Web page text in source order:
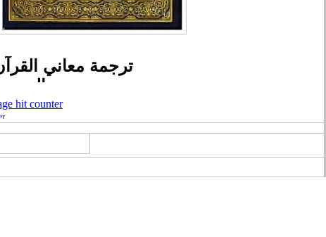
ترجمة معاني